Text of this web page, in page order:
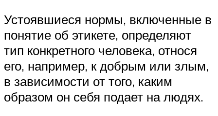
Устоявшиеся нормы, включенные в
понятие об этикете, определяют
тип конкретного человека, относя
его, например, к добрым или злым,
в зависимости от того, каким
образом он себя подает на людях.